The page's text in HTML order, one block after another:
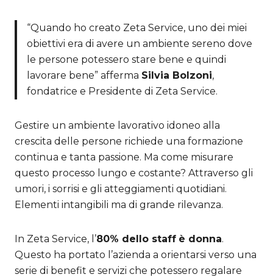
“Quando ho creato Zeta Service, uno dei miei
obiettivi era di avere un ambiente sereno dove
le persone potessero stare bene e quindi
lavorare bene” afferma Silvia Bolzoni,
fondatrice e Presidente di Zeta Service.
Gestire un ambiente lavorativo idoneo alla
crescita delle persone richiede una formazione
continua e tanta passione. Ma come misurare
questo processo lungo e costante? Attraverso gli
umori, i sorrisi e gli atteggiamenti quotidiani.
Elementi intangibili ma di grande rilevanza.
In Zeta Service, l’80% dello staff è donna.
Questo ha portato l’azienda a orientarsi verso una
serie di benefit e servizi che potessero regalare